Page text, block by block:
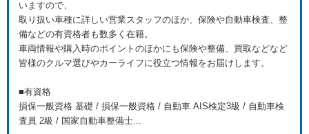
いますので、
取り扱い車種に詳しい営業スタッフのほか、保険や自動車検査、整
備などの有資格者も数多く在籍。
車両情報や購入時のポイントのほかにも保険や整備、買取などなど
皆様のクルマ選びやカーライフに役立つ情報をお届けします。
■有資格
損保一般資格 基礎 / 損保一般資格 / 自動車 AIS検定3級 / 自動車検
査員 2級 / 国家自動車整備士...